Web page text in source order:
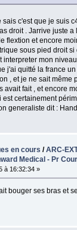
sais c'est que je suis
droit . Jarrive juste a
flextion et encore
sous pied droit si
interpreter mon
j'ai quitté la france
, et je ne sait même
avait fait , et encore
est certainement
generaliste dit :
en cours /ARC-
Medical - Pr
à 16:32:34 »
bouger ses bras et